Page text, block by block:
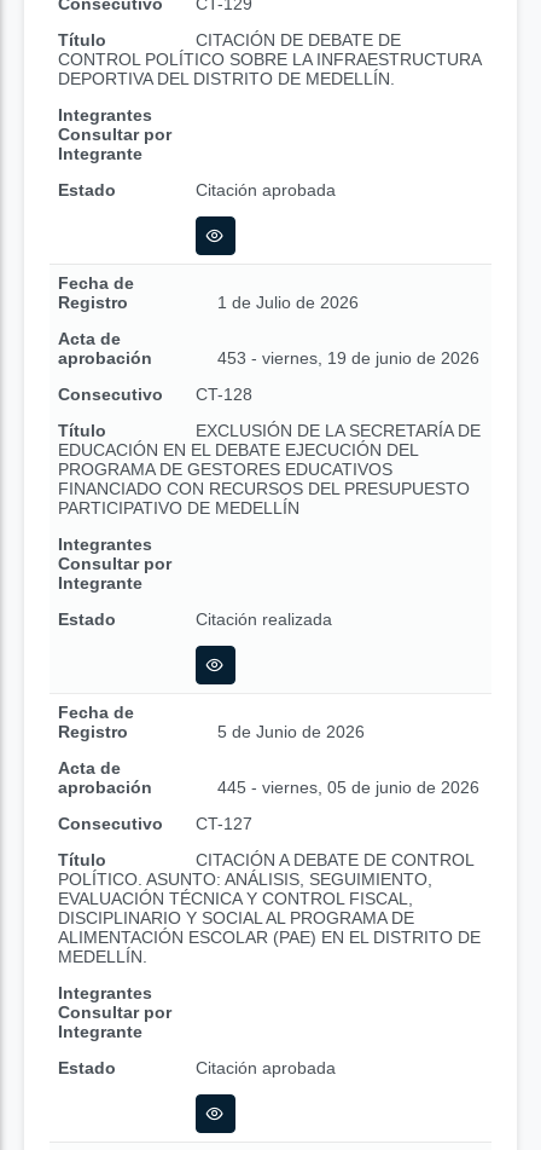
Título
CITACIÓN DE DEBATE DE
CONTROL POLÍTICO SOBRE LA INFRAESTRUCTURA
DEPORTIVA DEL DISTRITO DE MEDELLÍN.
Integrantes
Consultar por
Integrante
Estado
Citación aprobada
Fecha de
Registro
1 de Julio de 2026
Acta de
aprobación
453 - viernes, 19 de junio de 2026
Consecutivo
CT-128
Título
EXCLUSIÓN DE LA SECRETARÍA DE
EDUCACIÓN EN EL DEBATE EJECUCIÓN DEL
PROGRAMA DE GESTORES EDUCATIVOS
FINANCIADO CON RECURSOS DEL PRESUPUESTO
PARTICIPATIVO DE MEDELLÍN
Integrantes
Consultar por
Integrante
Estado
Citación realizada
Fecha de
Registro
5 de Junio de 2026
Acta de
aprobación
445 - viernes, 05 de junio de 2026
Consecutivo
CT-127
Título
CITACIÓN A DEBATE DE CONTROL
POLÍTICO. ASUNTO: ANÁLISIS, SEGUIMIENTO,
EVALUACIÓN TÉCNICA Y CONTROL FISCAL,
DISCIPLINARIO Y SOCIAL AL PROGRAMA DE
ALIMENTACIÓN ESCOLAR (PAE) EN EL DISTRITO DE
MEDELLÍN.
Integrantes
Consultar por
Integrante
Estado
Citación aprobada